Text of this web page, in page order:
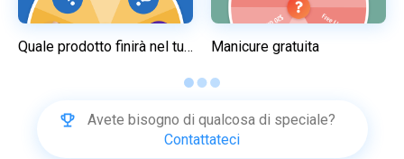
Quale prodotto finirà nel tuo carrello? Manicure gratuita
Avete bisogno di qualcosa di speciale?
Contattateci